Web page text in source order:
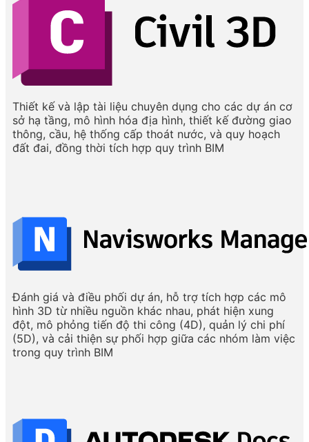
Thiết kế và lập tài liệu chuyên dụng cho các dự án cơ
sở hạ tầng, mô hình hóa địa hình, thiết kế đường giao
thông, cầu, hệ thống cấp thoát nước, và quy hoạch
đất đai, đồng thời tích hợp quy trình BIM
Đánh giá và điều phối dự án, hỗ trợ tích hợp các mô
hình 3D từ nhiều nguồn khác nhau, phát hiện xung
đột, mô phỏng tiến độ thi công (4D), quản lý chi phí
(5D), và cải thiện sự phối hợp giữa các nhóm làm việc
trong quy trình BIM